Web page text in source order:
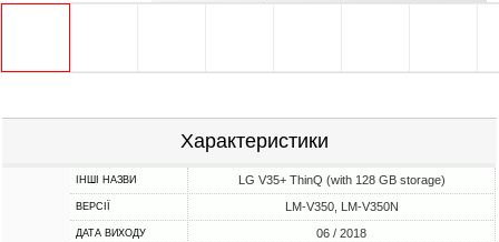
Характеристики
ІНШІ НАЗВИ LG V35+ ThinQ (with 128 GB storage)
ВЕРСІЇ LM-V350, LM-V350N
ДАТА ВИХОДУ 06 / 2018